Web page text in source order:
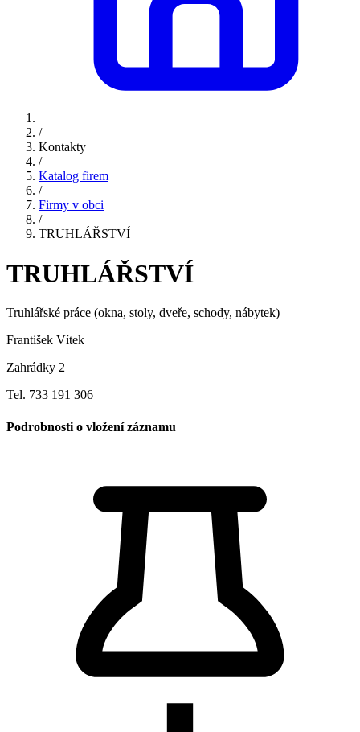
/
Kontakty
/
Katalog firem
/
Firmy v obci
/
TRUHLÁŘSTVÍ
TRUHLÁŘSTVÍ
Truhlářské práce (okna, stoly, dveře, schody, nábytek)
František Vítek
Zahrádky 2
Tel. 733 191 306
Podrobnosti o vložení záznamu